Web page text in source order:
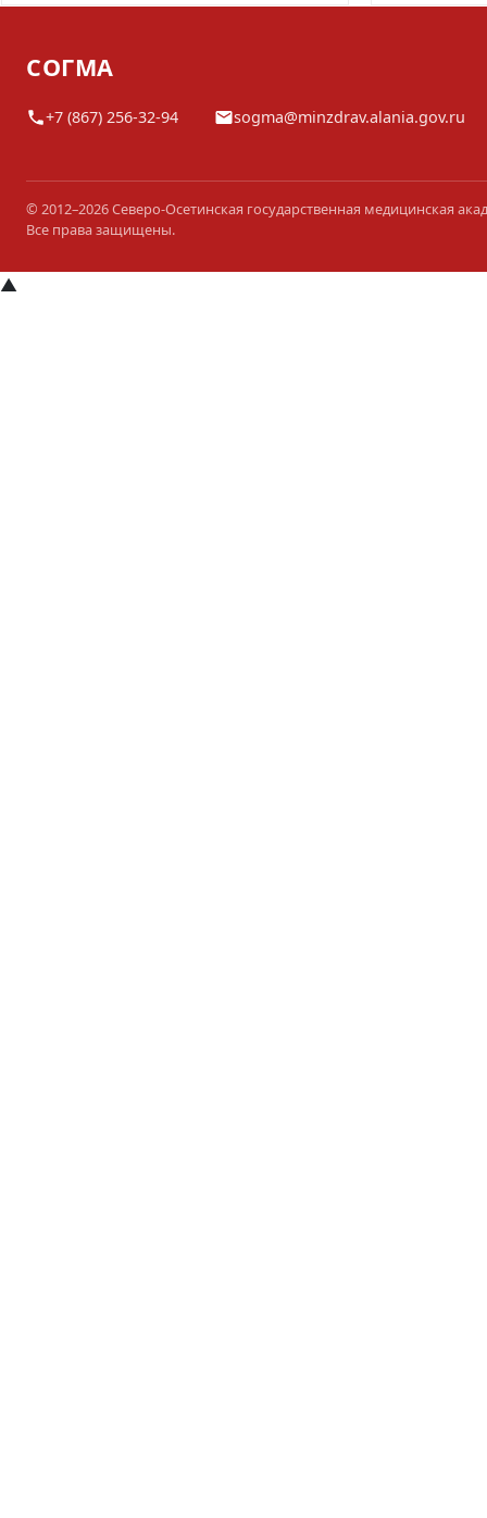
СОГМА
+7 (867) 256-32-94 sogma@minzdrav.alania.gov.ru
© 2012–2026 Северо-Осетинская государственная медицинская
Все права защищены.
▲